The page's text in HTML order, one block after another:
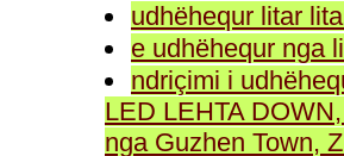
udhëhequr litar
e udhëhequr nga
ndriçimi i
LED LEHTA
nga Guzhen Town,